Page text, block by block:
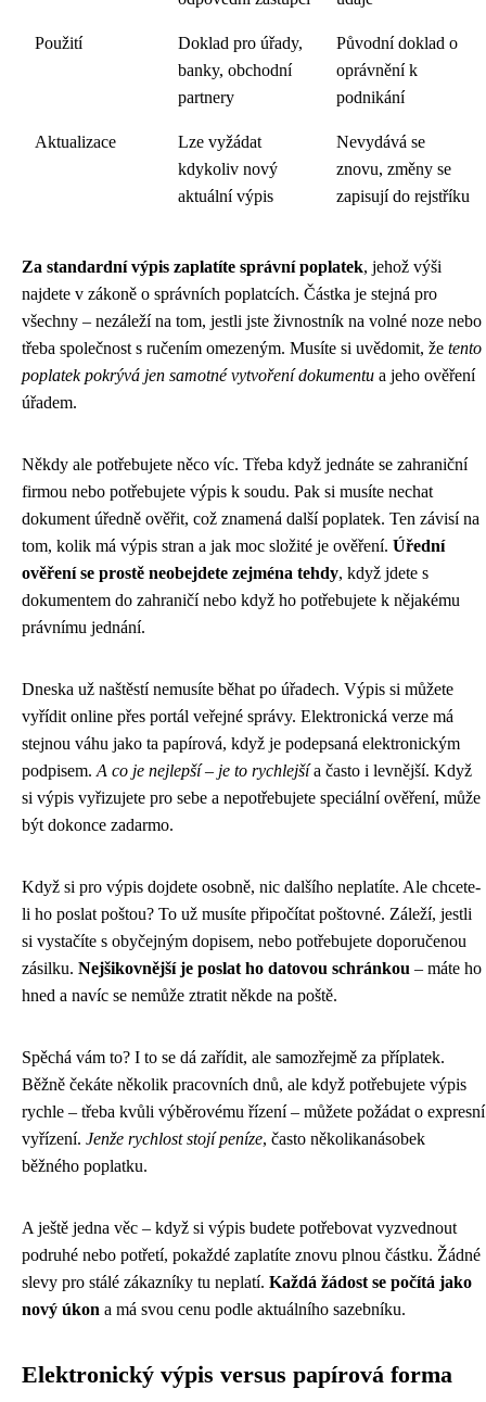
Použití
Doklad pro úřady,
banky, obchodní
partnery
Původní doklad o
oprávnění k
podnikání
Aktualizace
Lze vyžádat
kdykoliv nový
aktuální výpis
Nevydává se
znovu, změny se
zapisují do rejstříku
Za standardní výpis zaplatíte správní poplatek, jehož výši
najdete v zákoně o správních poplatcích. Částka je stejná pro
všechny – nezáleží na tom, jestli jste živnostník na volné noze nebo
třeba společnost s ručením omezeným. Musíte si uvědomit, že tento
poplatek pokrývá jen samotné vytvoření dokumentu a jeho ověření
úřadem.
Někdy ale potřebujete něco víc. Třeba když jednáte se zahraniční
firmou nebo potřebujete výpis k soudu. Pak si musíte nechat
dokument úředně ověřit, což znamená další poplatek. Ten závisí na
tom, kolik má výpis stran a jak moc složité je ověření. Úřední
ověření se prostě neobejdete zejména tehdy, když jdete s
dokumentem do zahraničí nebo když ho potřebujete k nějakému
právnímu jednání.
Dneska už naštěstí nemusíte běhat po úřadech. Výpis si můžete
vyřídit online přes portál veřejné správy. Elektronická verze má
stejnou váhu jako ta papírová, když je podepsaná elektronickým
podpisem. A co je nejlepší – je to rychlejšía často i levnější. Když
si výpis vyřizujete pro sebe a nepotřebujete speciální ověření, může
být dokonce zadarmo.
Když si pro výpis dojdete osobně, nic dalšího neplatíte. Ale chcete-
li ho poslat poštou? To už musíte připočítat poštovné. Záleží, jestli
si vystačíte s obyčejným dopisem, nebo potřebujete doporučenou
zásilku. Nejšikovnější je poslat ho datovou schránkou – máte ho
hned a navíc se nemůže ztratit někde na poště.
Spěchá vám to? I to se dá zařídit, ale samozřejmě za příplatek.
Běžně čekáte několik pracovních dnů, ale když potřebujete výpis
rychle – třeba kvůli výběrovému řízení – můžete požádat o expresní
vyřízení. Jenže rychlost stojí peníze, často několikanásobek
běžného poplatku.
A ještě jedna věc – když si výpis budete potřebovat vyzvednout
podruhé nebo potřetí, pokaždé zaplatíte znovu plnou částku. Žádné
slevy pro stálé zákazníky tu neplatí. Každá žádost se počítá jako
nový úkon a má svou cenu podle aktuálního sazebníku.
Elektronický výpis versus papírová forma